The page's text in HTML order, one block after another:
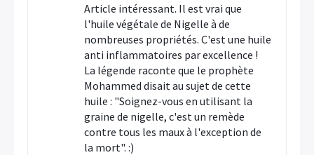
Article intéressant. Il est vrai que
l'huile végétale de Nigelle à de
nombreuses propriétés. C'est une huile
anti inflammatoires par excellence !
La légende raconte que le prophète
Mohammed disait au sujet de cette
huile : "Soignez-vous en utilisant la
graine de nigelle, c'est un remède
contre tous les maux à l'exception de
la mort". :)